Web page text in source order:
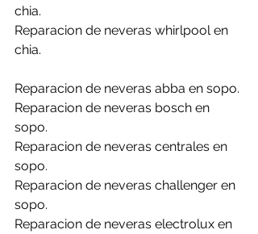
chia.
Reparacion de neveras whirlpool en
chia.
Reparacion de neveras abba en sopo.
Reparacion de neveras bosch en
sopo.
Reparacion de neveras centrales en
sopo.
Reparacion de neveras challenger en
sopo.
Reparacion de neveras electrolux en